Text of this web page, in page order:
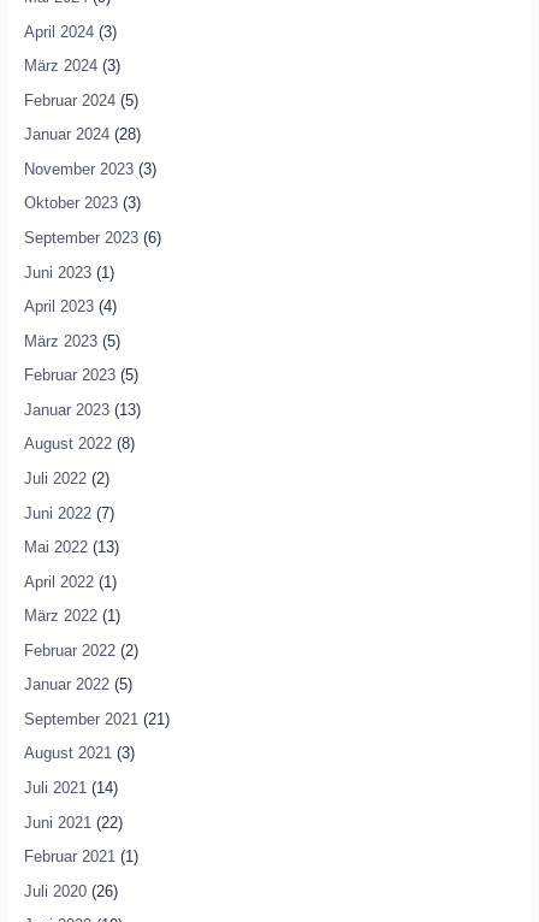
April 2024(3)
März 2024(3)
Februar 2024(5)
Januar 2024(28)
November 2023(3)
Oktober 2023(3)
September 2023(6)
Juni 2023(1)
April 2023(4)
März 2023(5)
Februar 2023(5)
Januar 2023(13)
August 2022(8)
Juli 2022(2)
Juni 2022(7)
Mai 2022(13)
April 2022(1)
März 2022(1)
Februar 2022(2)
Januar 2022(5)
September 2021 (21)
August 2021(3)
Juli 2021(14)
Juni 2021 (22)
Februar 2021(1)
Juli 2020(26)